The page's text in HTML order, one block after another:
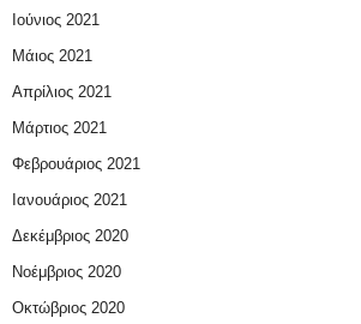
Ιούνιος 2021
Μάιος 2021
Απρίλιος 2021
Μάρτιος 2021
Φεβρουάριος 2021
Ιανουάριος 2021
Δεκέμβριος 2020
Νοέμβριος 2020
Οκτώβριος 2020